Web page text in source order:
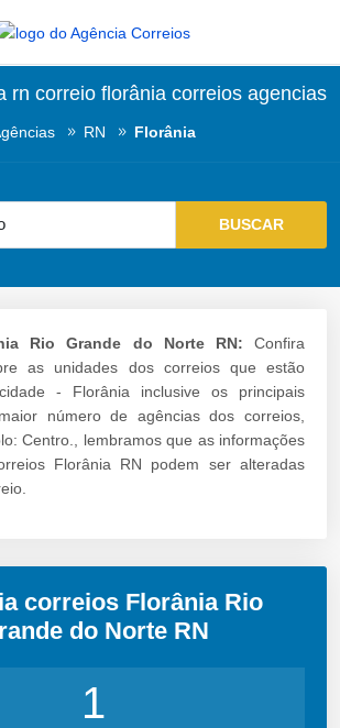
rn correio florânia correios agencias
RN Florânia
Rio Grande do Norte RN: Confira
as unidades dos correios que estão
- Florânia inclusive os principais
número de agências dos correios,
Centro., lembramos que as informações
Florânia RN podem ser alteradas
correios Florânia Rio
do Norte RN
1